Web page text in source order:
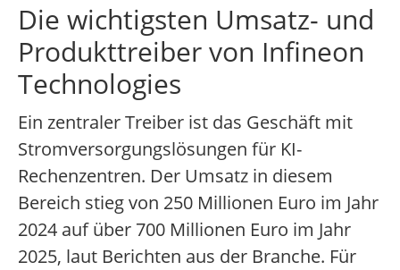
Die wichtigsten Umsatz- und
Produkttreiber von Infineon
Technologies
Ein zentraler Treiber ist das Geschäft mit
Stromversorgungslösungen für KI-
Rechenzentren. Der Umsatz in diesem
Bereich stieg von 250 Millionen Euro im Jahr
2024 auf über 700 Millionen Euro im Jahr
2025, laut Berichten aus der Branche. Für